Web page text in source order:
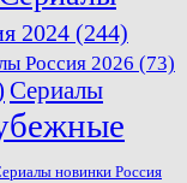
2024 (244)
Россия 2026 (73)
Сериалы
новинки Россия